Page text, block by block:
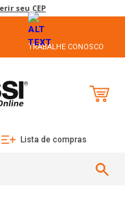
seu CEP
TRABALHE CONOSCO
Lista de compras